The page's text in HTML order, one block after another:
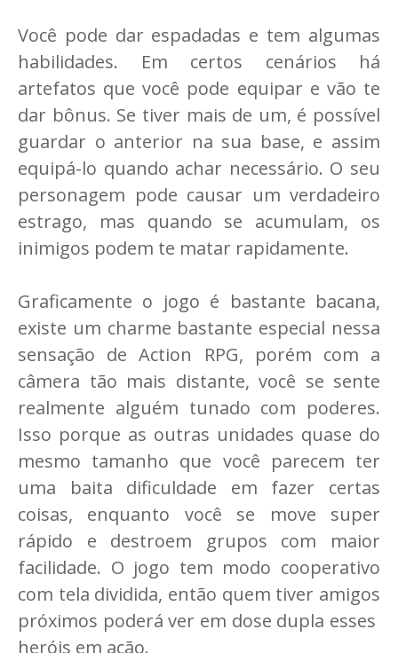
Você pode dar espadadas e tem algumas
habilidades. Em certos cenários há
artefatos que você pode equipar e vão te
dar bônus. Se tiver mais de um, é possível
guardar o anterior na sua base, e assim
equipá-lo quando achar necessário. O seu
personagem pode causar um verdadeiro
estrago, mas quando se acumulam, os
inimigos podem te matar rapidamente.
Graficamente o jogo é bastante bacana,
existe um charme bastante especial nessa
sensação de Action RPG, porém com a
câmera tão mais distante, você se sente
realmente alguém tunado com poderes.
Isso porque as outras unidades quase do
mesmo tamanho que você parecem ter
uma baita dificuldade em fazer certas
coisas, enquanto você se move super
rápido e destroem grupos com maior
facilidade. O jogo tem modo cooperativo
com tela dividida, então quem tiver amigos
próximos poderá ver em dose dupla esses
heróis em ação.